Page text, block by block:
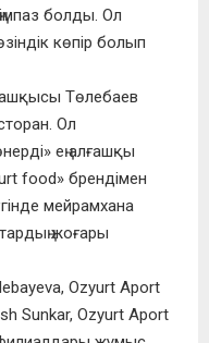
болды. Ол
көпір болып
Төлебаев
Ол
ең алғашқы
food» брендімен
мейрамхана
жоғары
Ozyurt Aport
Sunkar, Ozyurt Aport